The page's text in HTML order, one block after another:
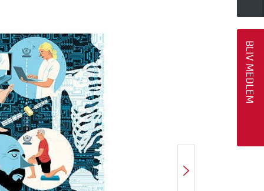
NÆSTE ARTIKEL
BLIV MEDLEM